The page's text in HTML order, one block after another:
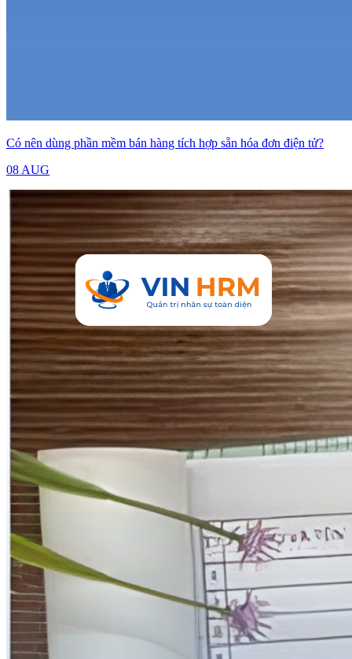
Có nên dùng phần mềm bán hàng tích hợp sẵn hóa đơn điện tử?
08 AUG